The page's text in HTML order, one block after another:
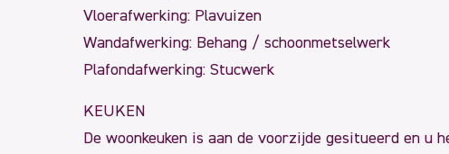
Vloerafwerking: Plavuizen
Wandafwerking: Behang / schoonmetselwerk
Plafondafwerking: Stucwerk
KEUKEN
De woonkeuken is aan de voorzijde gesitueerd en u